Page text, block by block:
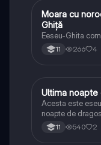
Limba și
Moara cu
Ghiță
Eeseu-Ghita
11 266 4
Limba și
Ultima
Acesta este
noapte de
Petrescu
11 540 2